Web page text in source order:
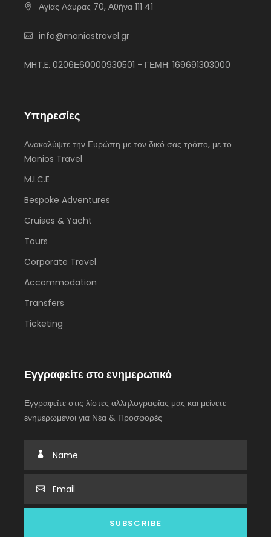
Αγίας Λάυρας 70, Αθήνα 111 41
info@maniostravel.gr
MHT.E. 0206Ε60000930501 - ΓΕΜΗ: 169691303000
Υπηρεσίες
Ανακαλύψτε την Ευρώπη με τον δικό σας τρόπο, με το
Manios Travel
M.I.C.E
Bespoke Adventures
Cruises & Yacht
Tours
Corporate Travel
Accommodation
Transfers
Ticketing
Εγγραφείτε στο ενημερωτικό
Εγγραφείτε στις λίστες αλληλογραφίας μας και μείνετε
ενημερωμένοι για Νέα & Προσφορές